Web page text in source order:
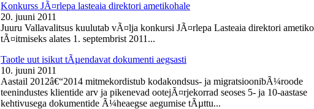
Konkurss JÃ¤rlepa lasteaia direktori ametikohale
20. juuni 2011
Juuru Vallavalitsus kuulutab vÃ¤lja konkursi JÃ¤rlepa Lasteaia direktori
tÃ¤itmiseks alates 1. septembrist 2011...
Taotle uut isikut tÃµendavat dokumenti aegsasti
10. juuni 2011
Aastail 2012â€“2014 mitmekordistub kodakondsus- ja migratsioonibÃ¼roode
teenindustes klientide arv ja pikenevad ootejÃ¤rjekorrad seoses 5- ja 10-aastase
kehtivusega dokumentide Ã¼heaegse aegumise tÃµttu...